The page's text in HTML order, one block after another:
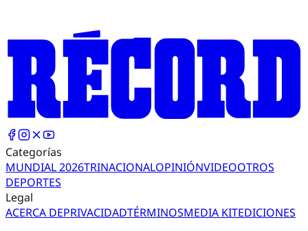
Categorías
MUNDIAL 2026TRINACIONALOPINIÓNVIDEOOTROS
DEPORTES
Legal
ACERCA DEPRIVACIDADTÉRMINOSMEDIA KITEDICIONES